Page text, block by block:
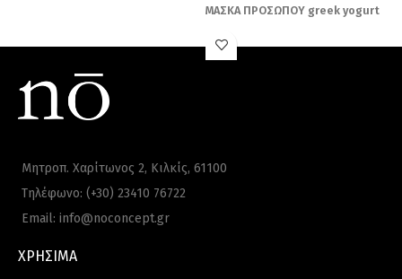
ΜΑΣΚΑ ΠΡΟΣΩΠΟΥ greek yogurt
Καθαρίζει σε βάθος
Μητροπ. Χαρίτωνος 2, Κιλκίς, 61100
Τηλέφωνο: (+30) 23410 76722
Email: info@noconcept.gr
ΧΡΗΣΙΜΑ